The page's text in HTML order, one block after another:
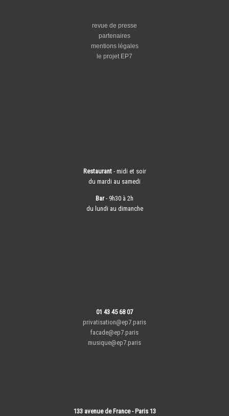
revue de presse
partenaires
mentions légales
le projet EP7
Restaurant- midi et soir
du mardi au samedi
Bar- 9h30 à 2h
du lundi au dimanche
01 43 45 68 07
privatisation@ep7.paris
facade@ep7.paris
musique@ep7.paris
133 avenue de France - Paris 13